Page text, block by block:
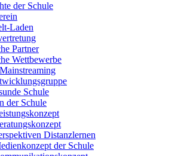
der Schule
Laden
Partner
Wettbewerbe
Schule
der Schule
Distanzlernen
der Schule